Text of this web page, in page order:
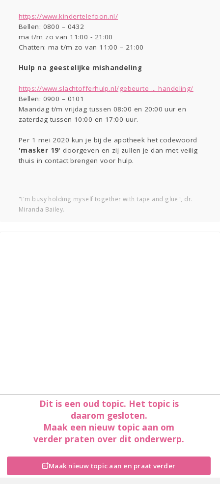
https://www.kindertelefoon.nl/
Bellen: 0800 – 0432
ma t/m zo van 11:00 - 21:00
Chatten: ma t/m zo van 11:00 – 21:00
Hulp na geestelijke mishandeling
https://www.slachtofferhulp.nl/gebeurte ... handeling/
Bellen: 0900 – 0101
Maandag t/m vrijdag tussen 08:00 en 20:00 uur en
zaterdag tussen 10:00 en 17:00 uur.
Per 1 mei 2020 kun je bij de apotheek het codewoord
'masker 19' doorgeven en zij zullen je dan met veilig
thuis in contact brengen voor hulp.
"I'm busy holding myself together with tape and glue", dr.
Miranda Bailey.
Dit is een oud topic. Het topic is
daarom gesloten.
Maak een nieuw topic aan om
verder praten over dit onderwerp.
Maak nieuw topic aan en praat verder